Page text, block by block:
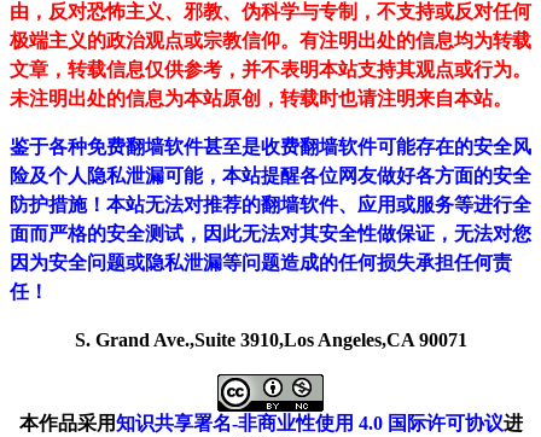
由，反对恐怖主义、邪教、伪科学与专制，不支持或反对任何
极端主义的政治观点或宗教信仰。有注明出处的信息均为转载
文章，转载信息仅供参考，并不表明本站支持其观点或行为。
未注明出处的信息为本站原创，转载时也请注明来自本站。
鉴于各种免费翻墙软件甚至是收费翻墙软件可能存在的安全风
险及个人隐私泄漏可能，本站提醒各位网友做好各方面的安全
防护措施！本站无法对推荐的翻墙软件、应用或服务等进行全
面而严格的安全测试，因此无法对其安全性做保证，无法对您
因为安全问题或隐私泄漏等问题造成的任何损失承担任何责
任！
S. Grand Ave.,Suite 3910,Los Angeles,CA 90071
本作品采用知识共享署名-非商业性使用 4.0 国际许可协议进